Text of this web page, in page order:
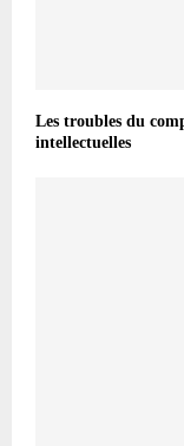
Les troubles du
intellectuelles